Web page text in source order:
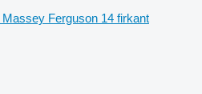
Massey Ferguson 14 firkant